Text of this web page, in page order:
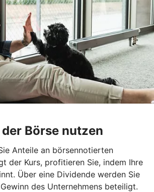
Börse nutzen
Anteile an börsennotierten
der Kurs, profitieren Sie, indem Ihre
Über eine Dividende werden Sie
des Unternehmens beteiligt.